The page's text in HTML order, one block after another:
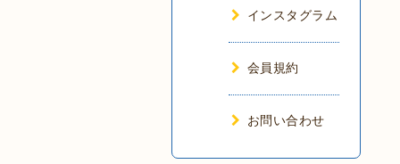
インスタグラム
会員規約
お問い合わせ